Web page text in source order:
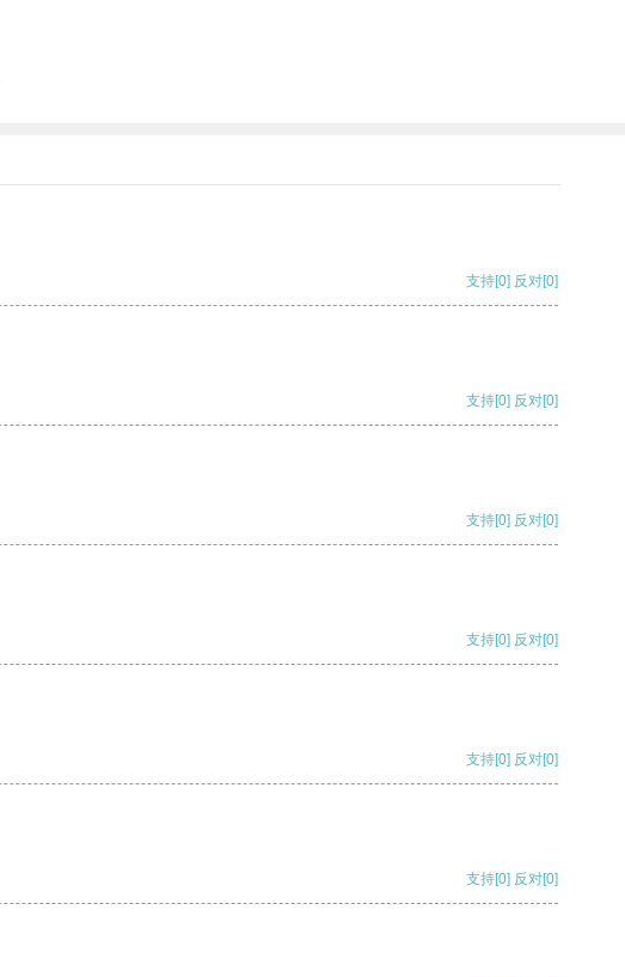
支持[0] 反对[0]
支持[0] 反对[0]
支持[0] 反对[0]
支持[0] 反对[0]
支持[0] 反对[0]
支持[0] 反对[0]